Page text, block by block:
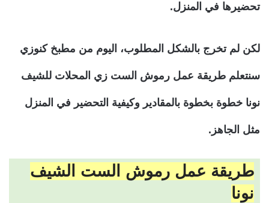
تحضيرها في المنزل.
لكن لم تخرج بالشكل المطلوب، اليوم من مطبخ كنوزي
سنتعلم طريقة عمل رموش الست زي المحلات للشيف
نونا خطوة بخطوة بالمقادير وكيفية التحضير في المنزل
مثل الجاهز.
طريقة عمل رموش الست الشيف
نونا